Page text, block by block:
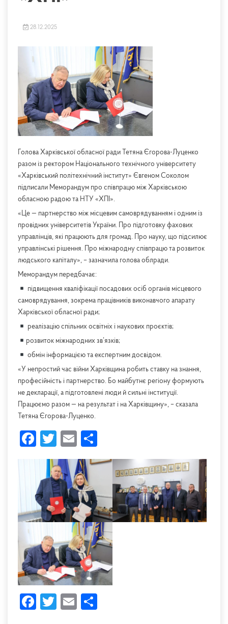
28.12.2025
Голова Харківської обласної ради Тетяна Єгорова-Луценко
разом із ректором Національного технічного університету
«Харківський політехнічний інститут» Євгеном Соколом
підписали Меморандум про співпрацю між Харківською
обласною радою та НТУ «ХПІ».
«Це — партнерство між місцевим самоврядуванням і одним із
провідних університетів України. Про підготовку фахових
управлінців, які працюють для громад. Про науку, що підсилює
управлінські рішення. Про міжнародну співпрацю та розвиток
людського капіталу», – зазначила голова облради.
Меморандум передбачає:
підвищення кваліфікації посадових осіб органів місцевого
самоврядування, зокрема працівників виконавчого апарату
Харківської обласної ради;
реалізацію спільних освітніх і наукових проєктів;
розвиток міжнародних зв’язків;
обмін інформацією та експертним досвідом.
«У непростий час війни Харківщина робить ставку на знання,
професійність і партнерство. Бо майбутнє регіону формують
не декларації, а підготовлені люди й сильні інституції.
Працюємо разом — на результат і на Харківщину», – сказала
Тетяна Єгорова-Луценко.
Facebook
Twitter
Email
Facebook
Twitter
Email